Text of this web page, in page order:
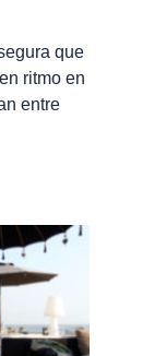
que
ritmo en
entre